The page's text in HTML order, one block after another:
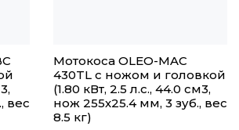
вес
Мотокоса OLEO-MAC
430TL с ножом и головкой
(1.80 кВт, 2.5 л.с., 44.0 см3,
нож 255х25.4 мм, 3 зуб., вес
8.5 кг)